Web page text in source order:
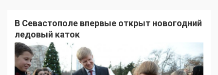
В Севастополе впервые открыт новогодний
ледовый каток